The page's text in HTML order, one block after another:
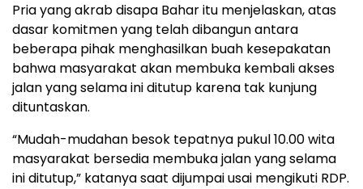
Pria yang akrab disapa Bahar itu menjelaskan, atas
dasar komitmen yang telah dibangun antara
beberapa pihak menghasilkan buah kesepakatan
bahwa masyarakat akan membuka kembali akses
jalan yang selama ini ditutup karena tak kunjung
dituntaskan.
“Mudah-mudahan besok tepatnya pukul 10.00 wita
masyarakat bersedia membuka jalan yang selama
ini ditutup,” katanya saat dijumpai usai mengikuti RDP.